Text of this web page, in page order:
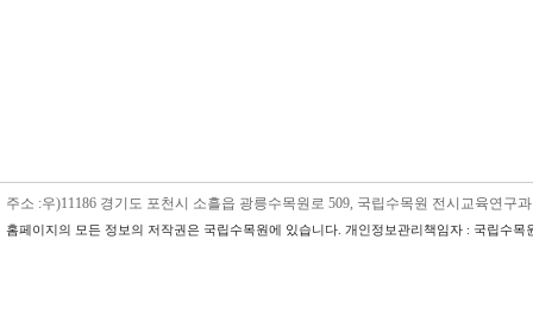
주소 :우)11186 경기도 포천시 소흘읍 광릉수목원로 509, 국립수목원 전시교육연구
홈페이지의 모든 정보의 저작권은 국립수목원에 있습니다. 개인정보관리책임자 : 국립수목